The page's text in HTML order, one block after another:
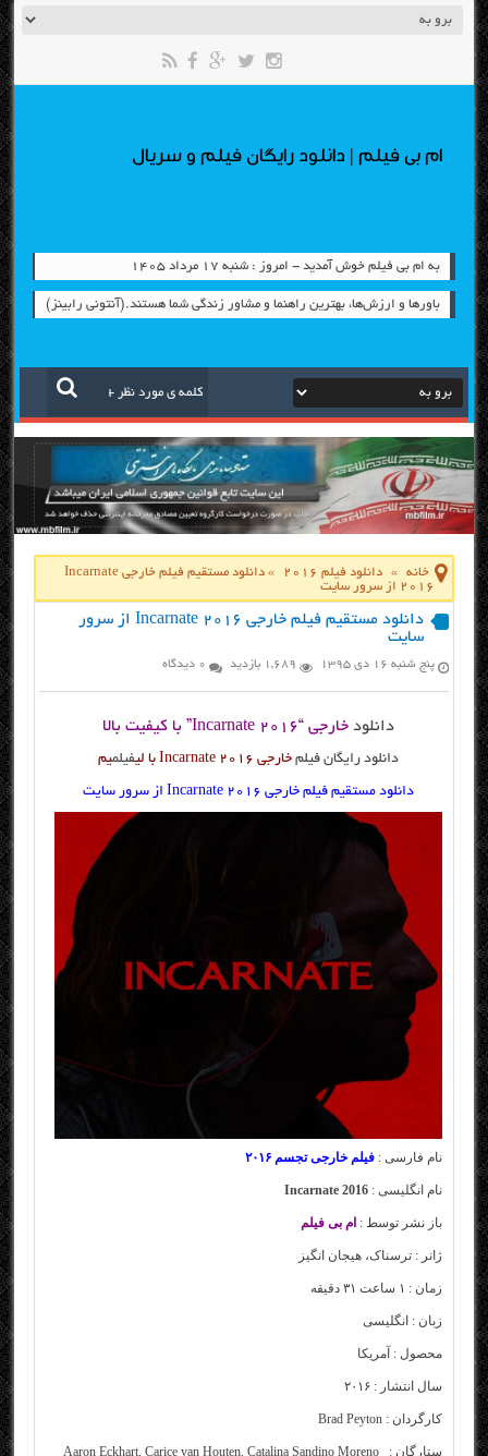
ام بی فیلم | دانلود رایگان فیلم و سریال
به ام بی فیلم خوش آمدید - امروز : شنبه ۱۷ مرداد ۱۴۰۵
باورها و ارزش‌ها، بهترين راهنما و مشاور زندگي شما هستند.(آنتوني رابينز)
خانه » دانلود فیلم 2016 »
دانلود مستقیم فیلم خارجی Incarnate
2016 از سرور سایت
دانلود مستقیم فیلم خارجی Incarnate 2016 از سرور
سایت
پنج شنبه ۱۶ دی ۱۳۹۵ 1,689 بازدید 0 دیدگاه
دانلود خارجی “Incarnate 2016” با کیفیت بالا
دانلود رایگان فیلم خارجی Incarnate 2016 با لی فیلمیم
دانلود مستقیم فیلم خارجی Incarnate 2016 از سرور سایت
نام فارسی :فیلم خارجی تجسم ۲۰۱۶
نام انگلیسی :Incarnate 2016
باز نشر توسط : ام بی فیلم
ژانر :ترسناک، هیجان انگیز
زمان : ۱ ساعت ۳۱ دقیقه
زبان : انگلیسی
محصول : آمریکا
سال انتشار : ۲۰۱۶
کارگردان : Brad Peyton
ستارگان :Aaron Eckhart, Carice van Houten, Catalina Sandino Moreno